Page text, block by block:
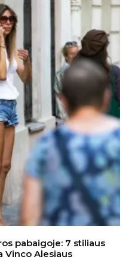
pabaigoje: 7 stiliaus
Vinco Alesiaus